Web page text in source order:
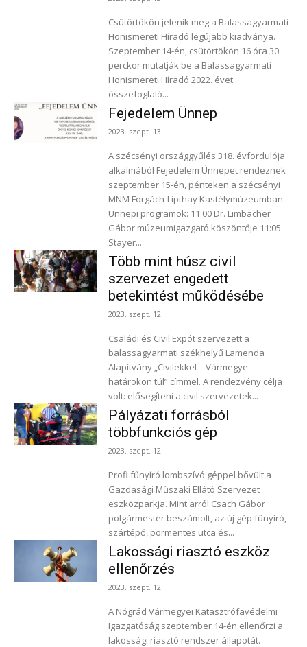
Csütörtökön jelenik meg a Balassagyarmati
Honismereti Híradó legújabb kiadványa.
Szeptember 14-én, csütörtökön 16 óra 30
perckor mutatják be a Balassagyarmati
Honismereti Híradó 2022. évet
összefoglaló...
Fejedelem Ünnep
2023. szept. 13.
A szécsényi országgyűlés 318. évfordulója
alkalmából Fejedelem Ünnepet rendeznek
szeptember 15-én, pénteken a szécsényi
MNM Forgách-Lipthay Kastélymúzeumban.
Ünnepi programok: 11:00 Dr. Limbacher
Gábor múzeumigazgató köszöntője 11:05
Stayer...
Több mint húsz civil
szervezet engedett
betekintést működésébe
2023. szept. 12.
Családi és Civil Expót szervezett a
balassagyarmati székhelyű Lamenda
Alapítvány „Civilekkel – Vármegye
határokon túl” címmel. A rendezvény célja
volt: elősegíteni a civil szervezetek...
Pályázati forrásból
többfunkciós gép
2023. szept. 12.
Profi fűnyíró lombszívó géppel bővült a
Gazdasági Műszaki Ellátó Szervezet
eszközparkja. Mint arról Csach Gábor
polgármester beszámolt, az új gép fűnyíró,
szártépő, pormentes utca és...
Lakossági riasztó eszköz
ellenőrzés
2023. szept. 12.
A Nógrád Vármegyei Katasztrófavédelmi
Igazgatóság szeptember 14-én ellenőrzi a
lakossági riasztó rendszer állapotát.